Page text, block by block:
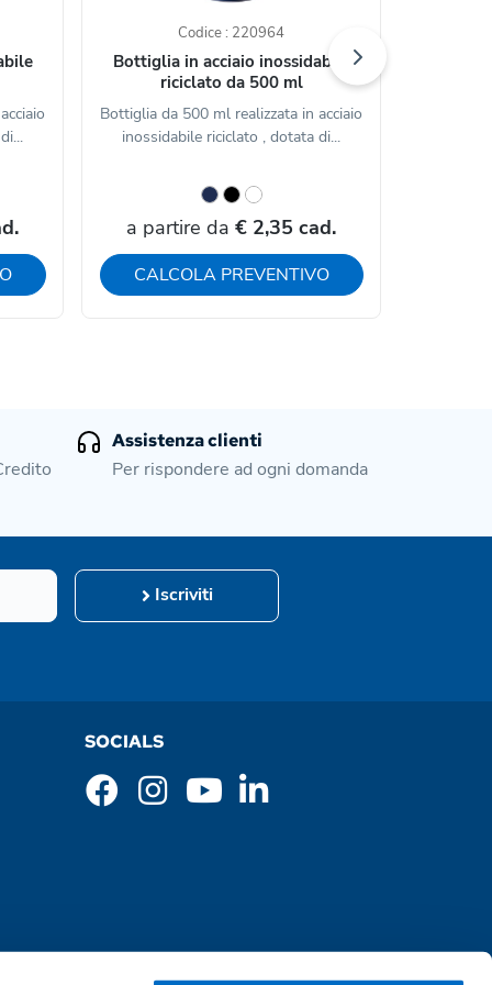
Codice : 220964
Bottiglia in acciaio inossidabile
riciclato da 500 ml
Bottiglia da 500 ml realizzata in acciaio
inossidabile riciclato , dotata di...
a partire da € 2,35 cad.
CALCOLA PREVENTIVO
Assistenza clienti
Per rispondere ad ogni domanda
Iscriviti
SOCIALS